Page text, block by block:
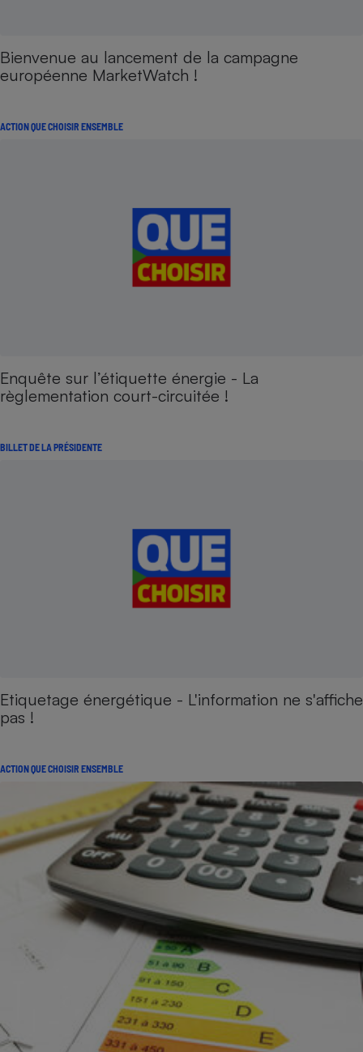
Bienvenue au lancement de la campagne
européenne MarketWatch !
ACTION QUE CHOISIR ENSEMBLE
Enquête sur l’étiquette énergie - La
règlementation court-circuitée !
BILLET DE LA PRÉSIDENTE
Etiquetage énergétique - L'information ne s'affiche
pas !
ACTION QUE CHOISIR ENSEMBLE